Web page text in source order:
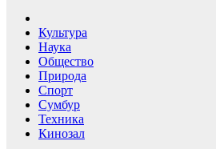
Культура
Наука
Общество
Природа
Спорт
Сумбур
Техника
Кинозал